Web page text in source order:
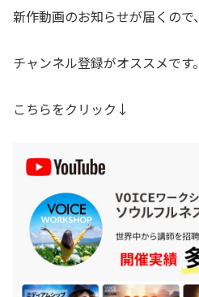
新作動画のお知らせが届くので、
チャンネル登録がオススメです。
こちらをクリック↓